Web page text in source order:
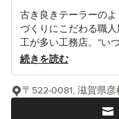
古き良きテーラーの
づくりにこだわる職
工が多い工務店。”い
続きを読む
〒522-0081, 滋賀県